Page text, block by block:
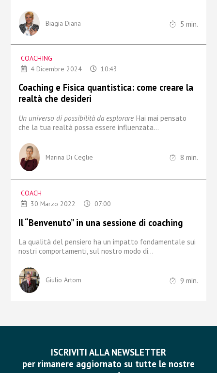
Biagia Diana 5 min.
COACHING
4 Dicembre 2024
10:43
Coaching e Fisica quantistica: come creare la
realtà che desideri
Un universo di possibilità da esplorareHai mai pensato
che la tua realtà possa essere influenzata...
Marina Di Ceglie 8 min.
COACH
30 Marzo 2022
07:00
Il “Benvenuto” in una sessione di coaching
La qualità del pensiero ha un impatto fondamentale sui
nostri comportamenti,sul nostro modo di...
Giulio Artom 9 min.
ISCRIVITI ALLA NEWSLETTER
per rimanere aggiornato su tutte le nostre